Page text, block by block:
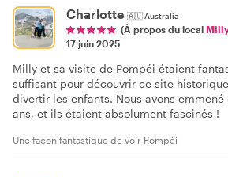
Charlotte 🇦🇺Australia
(À propos du local
17 juin 2025
Milly et sa visite de Pompéi étaient
suffisant pour découvrir ce site
divertir les enfants. Nous avons emmené
ans, et ils étaient absolument fascinés !
Une façon fantastique de voir Pompéi